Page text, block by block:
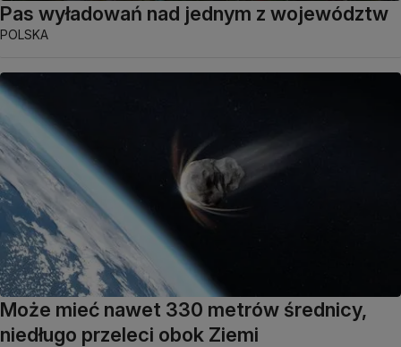
Pas wyładowań nad jednym z województw
POLSKA
Może mieć nawet 330 metrów średnicy,
niedługo przeleci obok Ziemi